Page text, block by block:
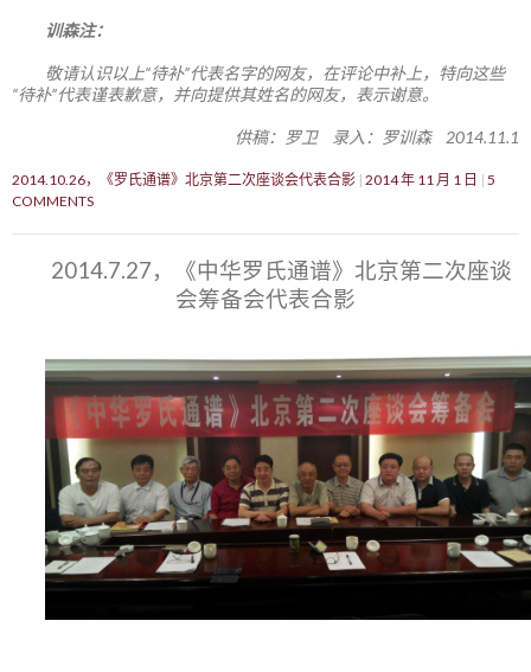
训森注：
敬请认识以上“待补”代表名字的网友，在评论中补上，特向这些
“待补”代表谨表歉意，并向提供其姓名的网友，表示谢意。
供稿：罗卫 录入：罗训森 2014.11.1
2014.10.26，《罗氏通谱》北京第二次座谈会代表合影 2014 年 11 月 1 日
5
COMMENTS
2014.7.27，《中华罗氏通谱》北京第二次座谈
会筹备会代表合影